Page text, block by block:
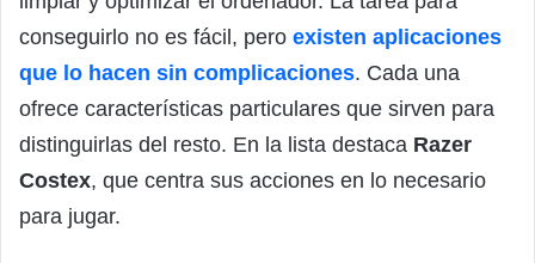
conseguirlo no es fácil, pero existen aplicaciones
que lo hacen sin complicaciones. Cada una
ofrece características particulares que sirven para
distinguirlas del resto. En la lista destaca Razer
Costex, que centra sus acciones en lo necesario
para jugar.